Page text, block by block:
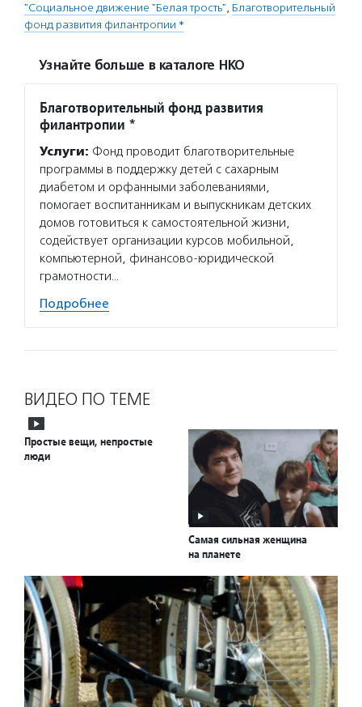
"Социальное движение "Белая трость", Благотворительный
фонд развития филантропии *
Узнайте больше в каталоге НКО
Благотворительный фонд развития
филантропии *
Услуги: Фонд проводит благотворительные
программы в поддержку детей с сахарным
диабетом и орфанными заболеваниями,
помогает воспитанникам и выпускникам детских
домов готовиться к самостоятельной жизни,
содействует организации курсов мобильной,
компьютерной, финансово-юридической
грамотности…
Подробнее
ВИДЕО ПО ТЕМЕ
Простые вещи, непростые
люди
Самая сильная женщина
на планете